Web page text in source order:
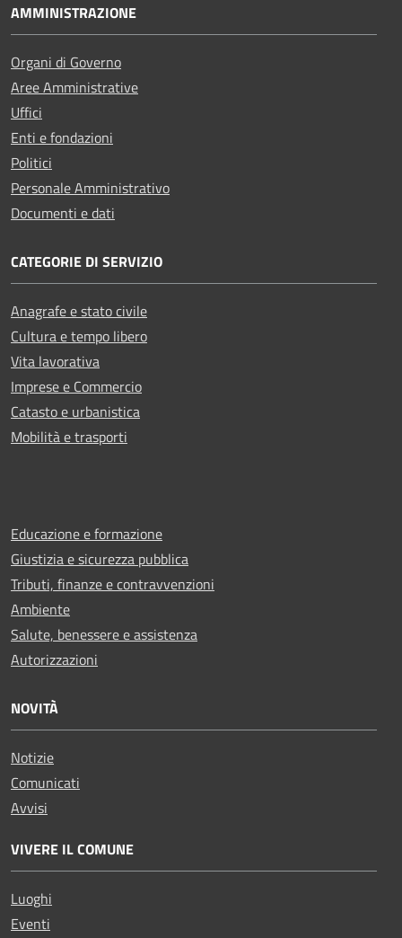
AMMINISTRAZIONE
Organi di Governo
Aree Amministrative
Uffici
Enti e fondazioni
Politici
Personale Amministrativo
Documenti e dati
CATEGORIE DI SERVIZIO
Anagrafe e stato civile
Cultura e tempo libero
Vita lavorativa
Imprese e Commercio
Catasto e urbanistica
Mobilità e trasporti
Educazione e formazione
Giustizia e sicurezza pubblica
Tributi, finanze e contravvenzioni
Ambiente
Salute, benessere e assistenza
Autorizzazioni
NOVITÀ
Notizie
Comunicati
Avvisi
VIVERE IL COMUNE
Luoghi
Eventi